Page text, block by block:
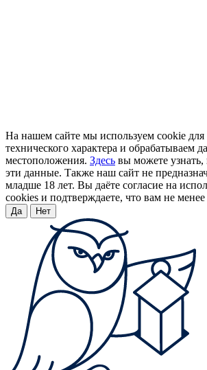
На нашем сайте мы используем cookie
технического характера и обрабатываем
местоположения. Здесь вы можете
эти данные. Также наш сайт не
младше 18 лет. Вы даёте согласие на
cookies и подтверждаете, что вам не менее
Да Нет